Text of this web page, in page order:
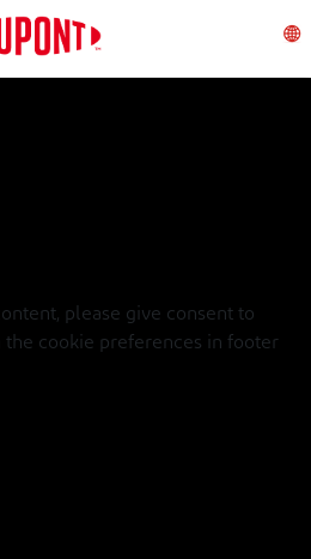
please give consent to
the cookie preferences in footer